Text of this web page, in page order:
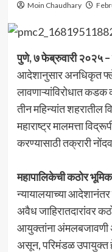
Moin Chaudhary
पुणे, ७ फेब्रुवारी २०२५ –
आदेशानुसार अनधिकृत
लावणाऱ्यांविरोधात कडक
तीन महिन्यांत शहरातील
महाराष्ट्र मालमत्ता
करण्यासाठी तक्रारी
महापालिकेची कठोर
न्यायालयाच्या
अवैध जाहिरातदारांवर
आयुक्तांना अंमलबजावणी
असून, परिमंडळ उपायुक्त